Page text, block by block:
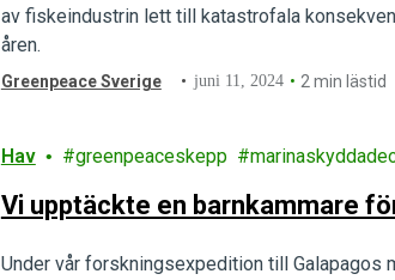
av fiskeindustrin lett till katastrofala
åren.
Greenpeace Sverige juni 11, 2024 2 min lästid
Hav greenpeaceskepp
Vi upptäckte en barnkammare
Under vår forskningsexpedition till Galapagos